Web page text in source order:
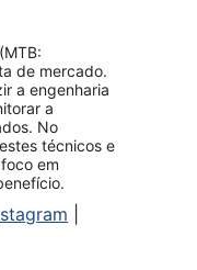
de mercado.
a engenharia
a
No
técnicos e
em